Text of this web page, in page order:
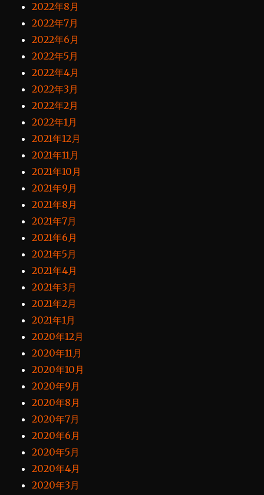
2022年8月
2022年7月
2022年6月
2022年5月
2022年4月
2022年3月
2022年2月
2022年1月
2021年12月
2021年11月
2021年10月
2021年9月
2021年8月
2021年7月
2021年6月
2021年5月
2021年4月
2021年3月
2021年2月
2021年1月
2020年12月
2020年11月
2020年10月
2020年9月
2020年8月
2020年7月
2020年6月
2020年5月
2020年4月
2020年3月